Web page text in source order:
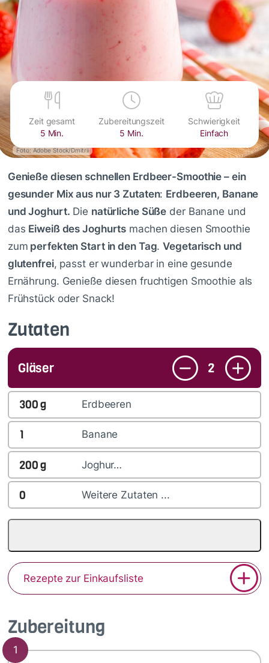
Foto: Adobe Stock/Dmitrii
Zeit gesamt
5 Min.
Zubereitungszeit
5 Min.
Schwierigkeit
Einfach
Zubereitung
1
Genieße diesen schnellen Erdbeer-Smoothie – ein
gesunder Mix aus nur 3 Zutaten: Erdbeeren, Banane
und Joghurt. Die natürliche Süße der Banane und
das Eiweiß des Joghurts machen diesen Smoothie
zum perfekten Start in den Tag.Vegetarisch und
glutenfrei, passt er wunderbar in eine gesunde
Ernährung. Genieße diesen fruchtigen Smoothie als
Frühstück oder Snack!
Zutaten
Gläser 2
300g Erdbeeren
1 Banane
200g Joghur…
0 Weitere Zutaten ...
Rezepte zur Einkaufsliste